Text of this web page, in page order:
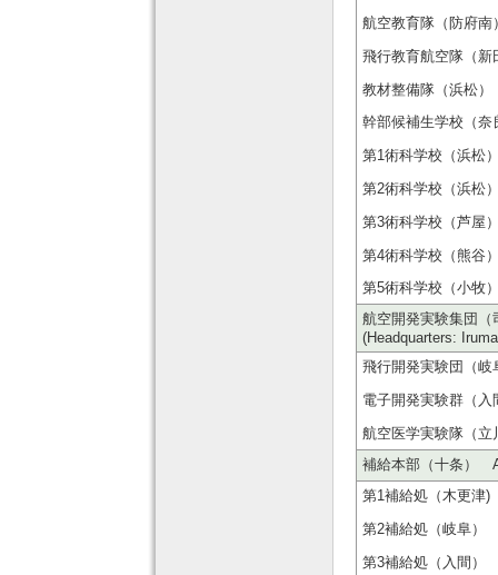
航空教育隊（防府
飛行教育航空隊（
教材整備隊（浜松
幹部候補生学校（
第1術科学校（浜松
第2術科学校（浜松
第3術科学校（芦屋
第4術科学校（熊谷
第5術科学校（小牧
航空開発実験集団
(Headquarters:
飛行開発実験団（
電子開発実験群（
航空医学実験隊（
補給本部（十条）
第1補給処（木更津
第2補給処（岐阜）
第3補給処（入間）